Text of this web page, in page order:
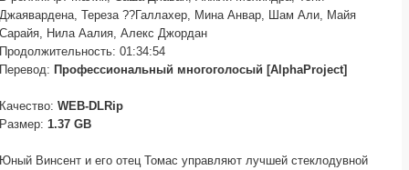
Джаявардена, Тереза ??Галлахер, Мина Анвар, Шам Али, Майя
Сарайя, Нила Аалия, Алекс Джордан
Продолжительность: 01:34:54
Перевод: Профессиональный многоголосый [AlphaProject]
Качество: WEB-DLRip
Размер: 1.37 GB
Юный Винсент и его отец Томас управляют лучшей стеклодувной